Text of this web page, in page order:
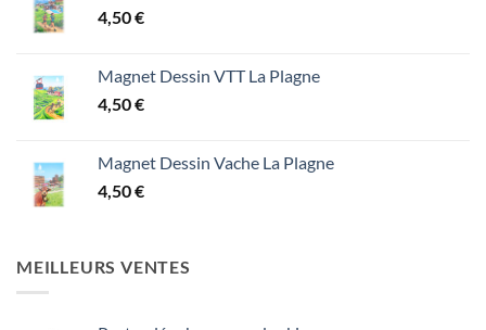
4,50€
Magnet Dessin VTT La Plagne
4,50€
Magnet Dessin Vache La Plagne
4,50€
MEILLEURS VENTES